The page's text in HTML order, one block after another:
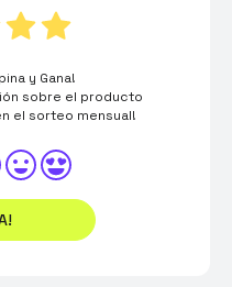
y Gana!
sobre el producto
el sorteo mensual!